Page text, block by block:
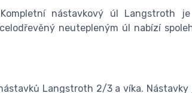
nástavkový úl Langstroth
neutepleným úl nabízí
Langstroth 2/3 a víka.